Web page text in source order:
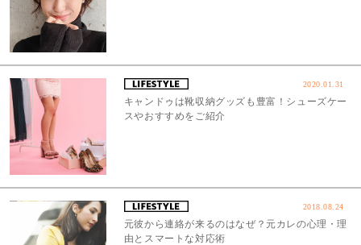
2020.01.31
キャンドゥは靴収納グッズも豊富！シューズケー
スやおすすめをご紹介
2018.08.24
元彼から連絡が来るのはなぜ？元カレの心理・理
由とスマートな対応術